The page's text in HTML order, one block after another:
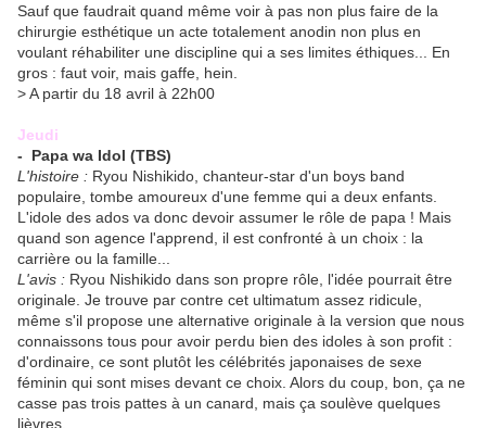
Sauf que faudrait quand même voir à pas non plus faire de la
chirurgie esthétique un acte totalement anodin non plus en
voulant réhabiliter une discipline qui a ses limites éthiques... En
gros : faut voir, mais gaffe, hein.
> A partir du 18 avril à 22h00
Jeudi
- Papa wa Idol (TBS)
L'histoire : Ryou Nishikido, chanteur-star d'un boys band
populaire, tombe amoureux d'une femme qui a deux enfants.
L'idole des ados va donc devoir assumer le rôle de papa ! Mais
quand son agence l'apprend, il est confronté à un choix : la
carrière ou la famille...
L'avis : Ryou Nishikido dans son propre rôle, l'idée pourrait être
originale. Je trouve par contre cet ultimatum assez ridicule,
même s'il propose une alternative originale à la version que nous
connaissons tous pour avoir perdu bien des idoles à son profit :
d'ordinaire, ce sont plutôt les célébrités japonaises de sexe
féminin qui sont mises devant ce choix. Alors du coup, bon, ça ne
casse pas trois pattes à un canard, mais ça soulève quelques
lièvres.